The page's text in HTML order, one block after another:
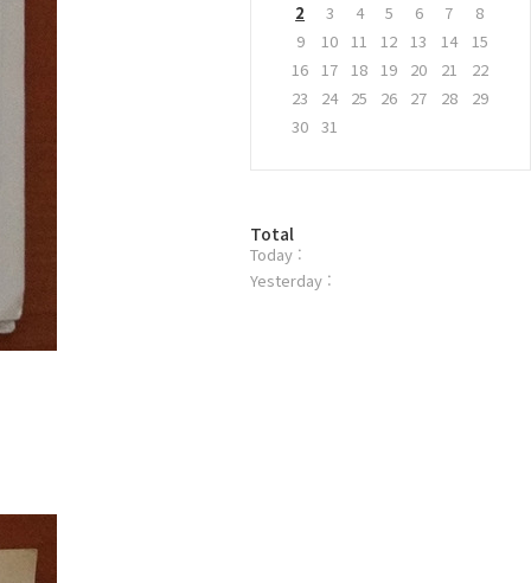
2
3 4 5 6 7
8
9
10 11 12 13 14
15
16 17 18 19 20 21
22
23
24 25 26 27 28
29
30 31
방
문
자
Total
Today :
Yesterday :